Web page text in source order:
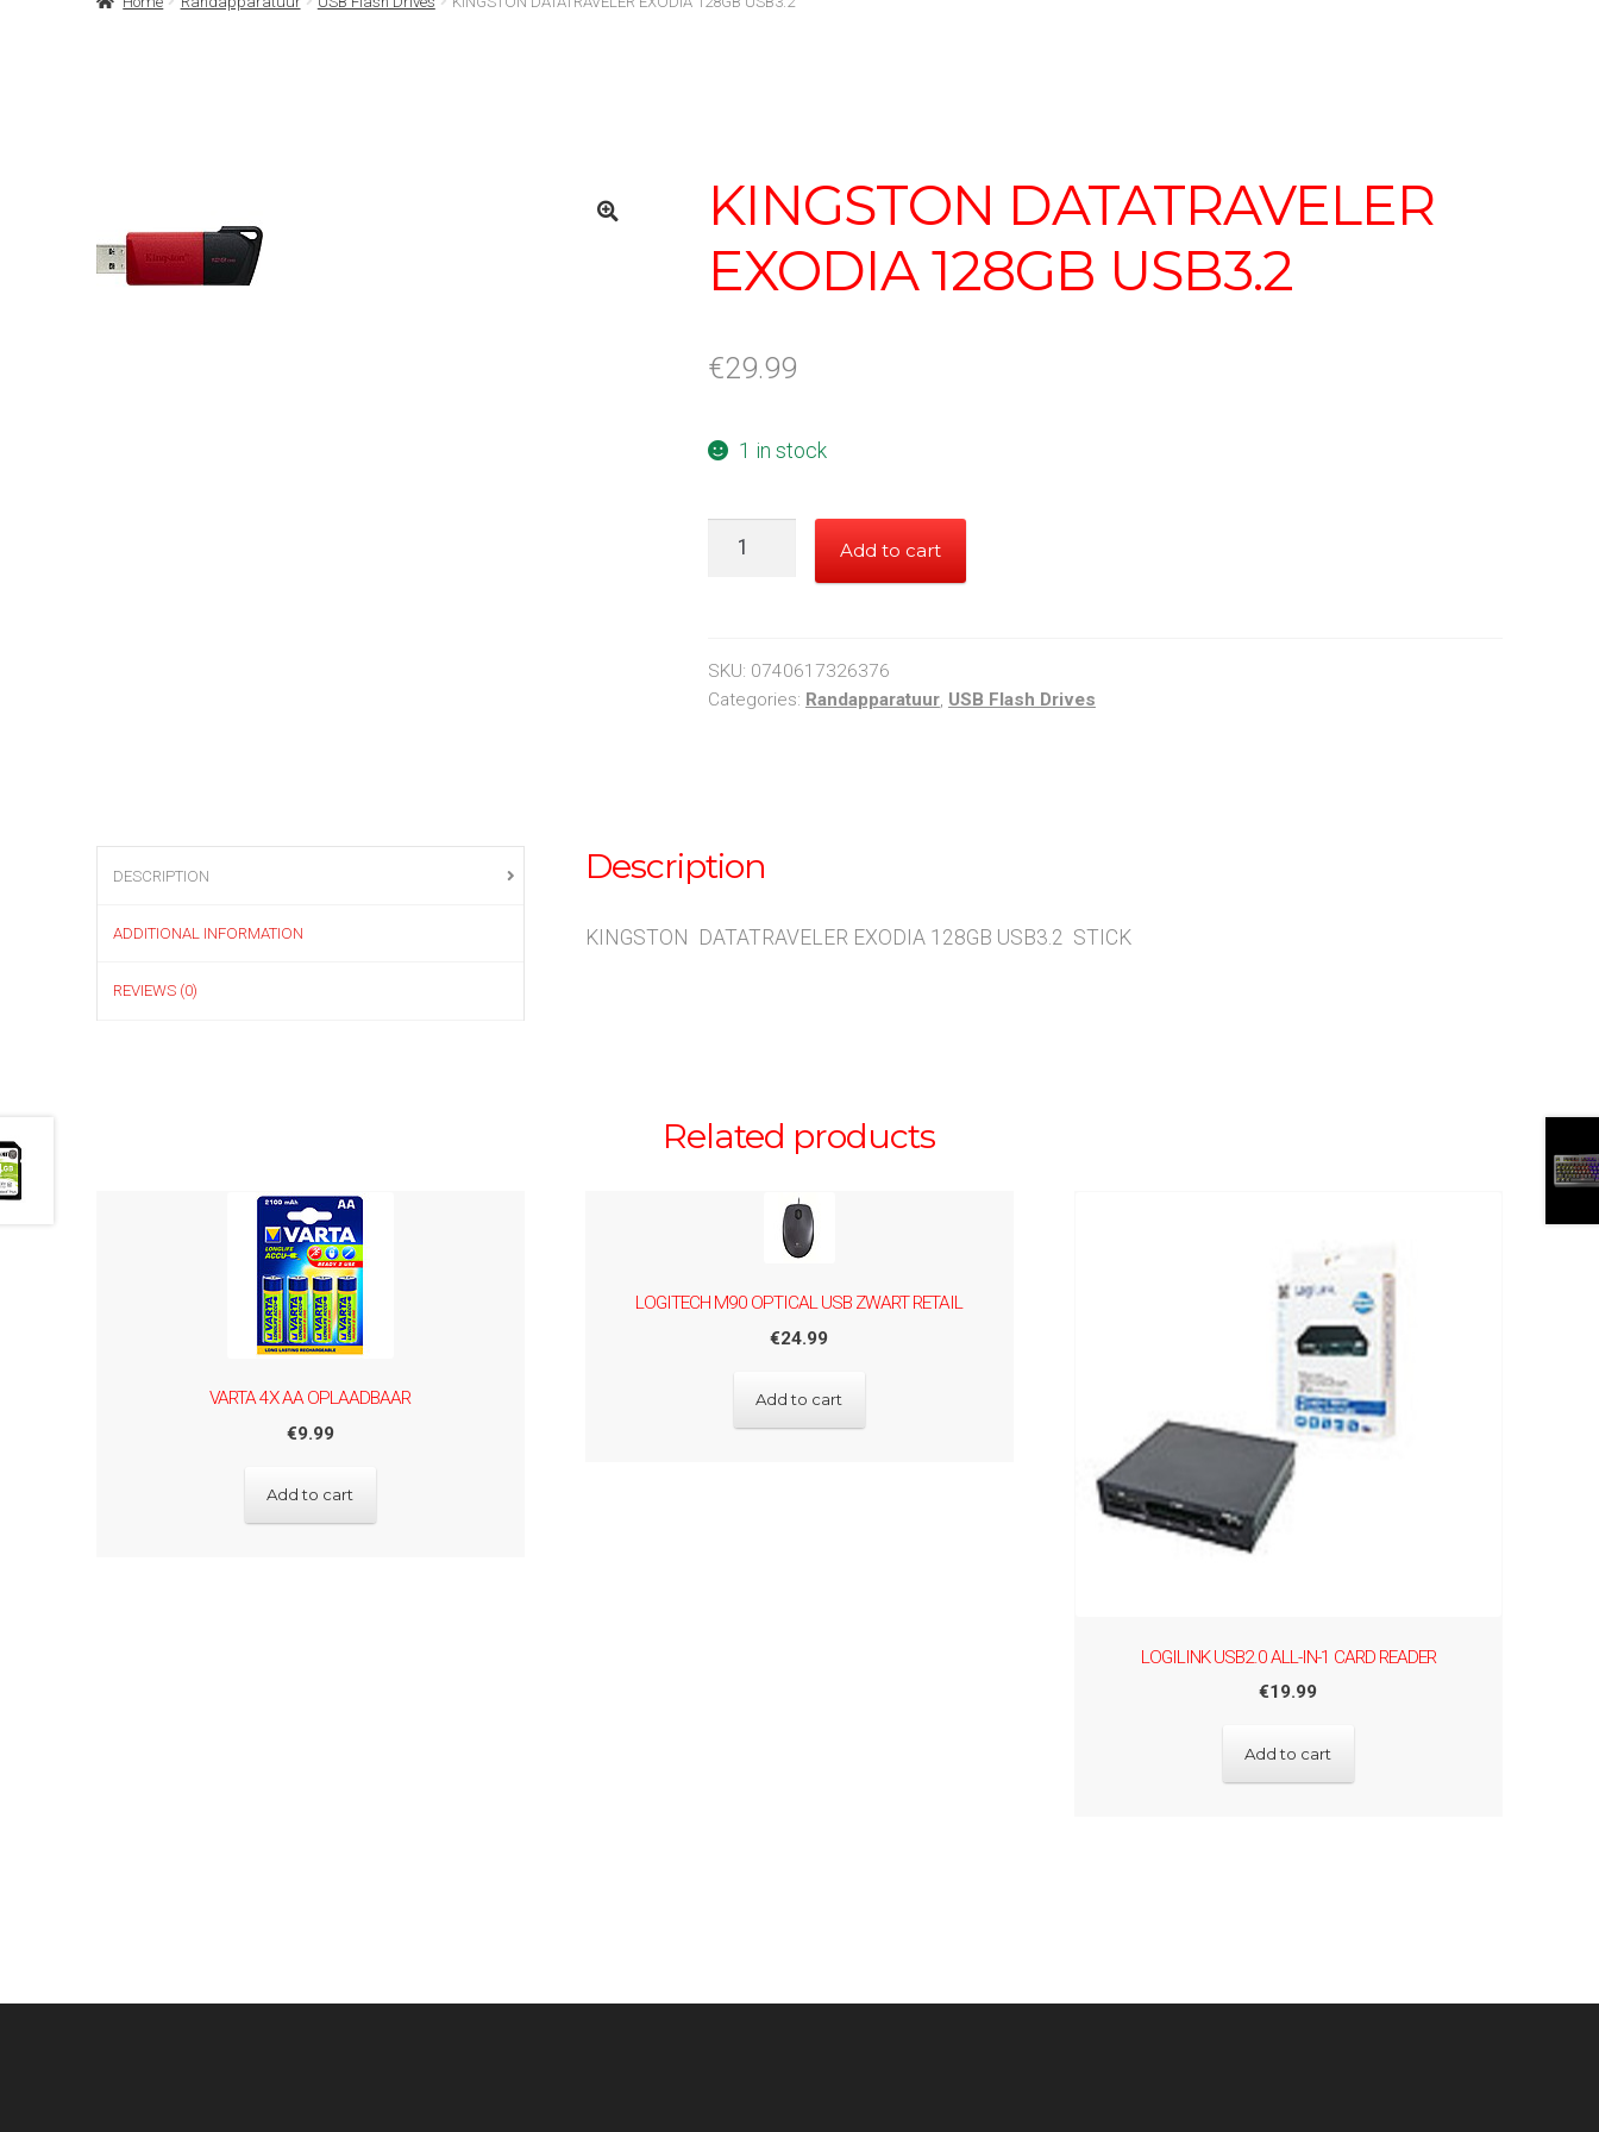
KINGSTON DATATRAVELER
EXODIA 128GB USB3.2
€29.99
1 in stock
KINGSTON
USB3.2
quantity
Add to cart
SKU: 0740617326376
Categories: Randapparatuur, USB Flash Drives
DESCRIPTION
ADDITIONAL INFORMATION
REVIEWS (0)
Description
KINGSTON DATATRAVELER EXODIA 128GB USB3.2 STICK
Related products
VARTA 4X AA OPLAADBAAR
€9.99
Add to cart
LOGITECH M90 OPTICAL USB ZWART RETAIL
€24.99
Add to cart
LOGILINK USB2.0 ALL-IN-1 CARD READER
€19.99
Add to cart